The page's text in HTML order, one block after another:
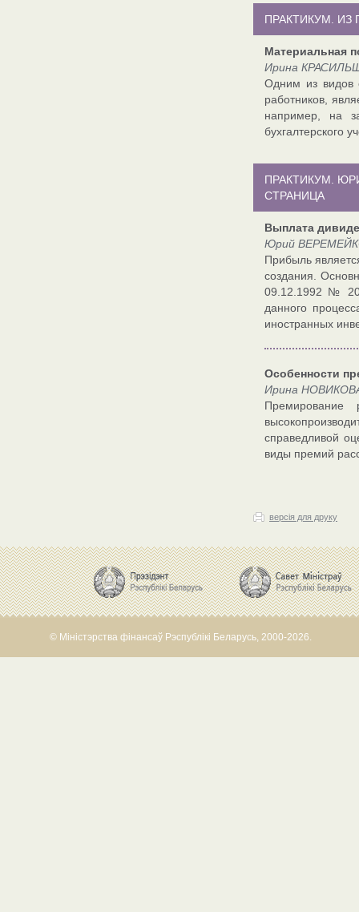
ПРАКТИКУМ. ИЗ
Материальная
Ирина
Одним из видов
работников,
например, на
бухгалтерского
ПРАКТИКУМ.
СТРАНИЦА
Выплата
Юрий
Прибыль
создания.
09.12.1992 №
данного
иностранных
Особенности
Ирина
Премирование
справедливой
виды премий
версія для друку
© Міністэрства фінансаў Рэспублікі Беларусь, 2000-2026.